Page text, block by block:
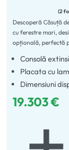
Evaluat la
2
Descoperă Căsuță
cu ferestre mari,
opțională, perfectă
Consolă
Placata cu
Dimensiuni
19.303€